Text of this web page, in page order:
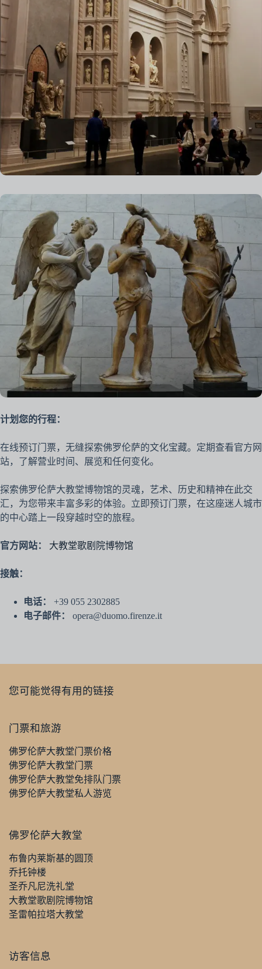
计划您的行程：
在线预订门票，无缝探索佛罗伦萨的文化宝藏。定期查看官方网
站，了解营业时间、展览和任何变化。
探索佛罗伦萨大教堂博物馆的灵魂，艺术、历史和精神在此交
汇，为您带来丰富多彩的体验。立即预订门票，在这座迷人城市
的中心踏上一段穿越时空的旅程。
官方网站： 大教堂歌剧院博物馆
接触：
电话：
+39 055 2302885
电子邮件：
opera@duomo.firenze.it
您可能觉得有用的链接
门票和旅游
佛罗伦萨大教堂门票价格
佛罗伦萨大教堂门票
佛罗伦萨大教堂免排队门票
佛罗伦萨大教堂私人游览
佛罗伦萨大教堂
布鲁内莱斯基的圆顶
乔托钟楼
圣乔凡尼洗礼堂
大教堂歌剧院博物馆
圣雷帕拉塔大教堂
访客信息